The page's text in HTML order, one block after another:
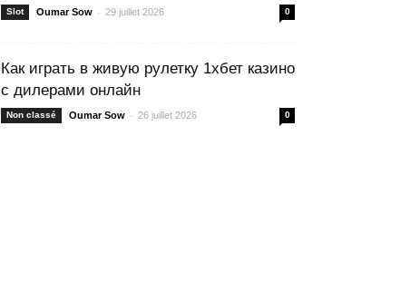
Slot Oumar Sow - 29 juillet 2026 0
Как играть в живую рулетку 1хбет казино
с дилерами онлайн
Non classé Oumar Sow - 26 juillet 2026 0